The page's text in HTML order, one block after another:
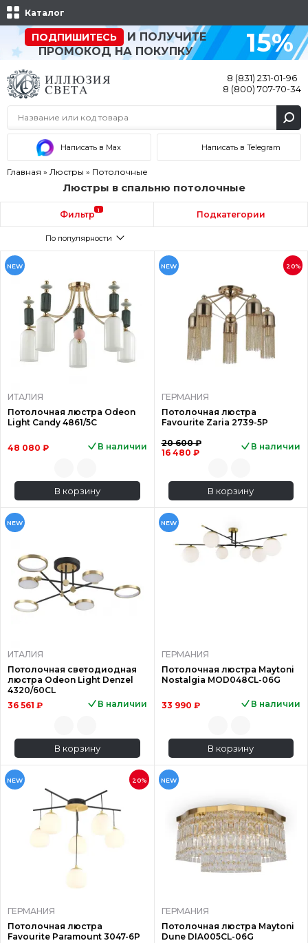
Каталог
ПОДПИШИТЕСЬ
И ПОЛУЧИТЕ
ПРОМОКОД НА ПОКУПКУ
15%
8 (831) 231-01-96
8 (800) 707-70-34
Написать в Max Написать в Telegram
Главная » Люстры » Потолочные
Люстры в спальню потолочные
Фильтр 1 Подкатегории
По популярности
NEW
ИТАЛИЯ
Потолочная люстра Odeon
Light Candy 4861/5C
48 080 ₽ В наличии
В корзину
NEW 20%
ГЕРМАНИЯ
Потолочная люстра
Favourite Zaria 2739-5P
20 600 ₽
16 480 ₽
В наличии
В корзину
NEW
ИТАЛИЯ
Потолочная светодиодная
люстра Odeon Light Denzel
4320/60CL
36 561 ₽
В наличии
В корзину
NEW
ГЕРМАНИЯ
Потолочная люстра Maytoni
Nostalgia MOD048CL-06G
33 990 ₽ В наличии
В корзину
NEW 20%
ГЕРМАНИЯ
Потолочная люстра
Favourite Paramount 3047-6P
NEW
ГЕРМАНИЯ
Потолочная люстра Maytoni
Dune DIA005CL-06G